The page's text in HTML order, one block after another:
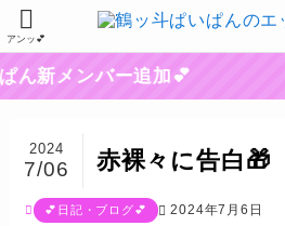
アンッ💕
メンバー追加💕
赤裸々に告白🎁
2024
7/06
💕日記・ブログ💕 2024年7月6日